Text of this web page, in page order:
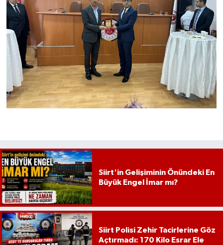
Siirt'in Gelişiminin Önündeki En
Büyük Engel İmar mı?
Siirt Polisi Zehir Tacirlerine Göz
Açtırmadı: 170 Kilo Esrar Ele